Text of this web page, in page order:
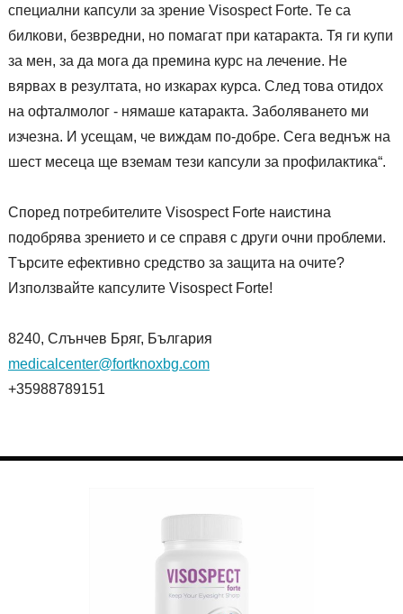
специални капсули за зрение Visospect Forte. Те са
билкови, безвредни, но помагат при катаракта. Тя ги купи
за мен, за да мога да премина курс на лечение. Не
вярвах в резултата, но изкарах курса. След това отидох
на офталмолог - нямаше катаракта. Заболяването ми
изчезна. И усещам, че виждам по-добре. Сега веднъж на
шест месеца ще вземам тези капсули за профилактика“.
Според потребителите Visospect Forte наистина
подобрява зрението и се справя с други очни проблеми.
Търсите ефективно средство за защита на очите?
Използвайте капсулите Visospect Forte!
8240, Слънчев Бряг, България
medicalcenter@fortknoxbg.com
+35988789151